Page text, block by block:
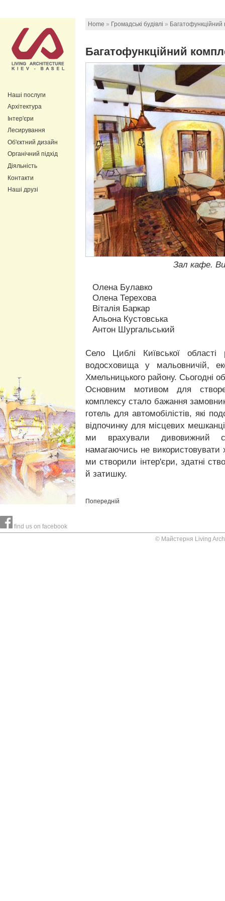
Наші послуги
Архітектура
Інтер'єри
Лесирування
Об'єктний дизайн
Органічний підхід
Діяльність
Контакти
Наші друзі
Home » Громадські будівлі » Багатофункційний
Багатофункційний
Зал кафе.
Олена Булавко
Олена Терехова
Віталія Баркар
Альона Кустовська
Антон Шургальський
Село Циблі Київської області
водосховища у мальовничій,
Хмельницького району. Сьогодні
Основним мотивом для
комплексу стало бажання
готель для автомобілістів, які
відпочинку для місцевих
ми врахували дивовижний
намагаючись не використовувати
ми створили інтер'єри, здатні
й затишку.
Попередній
find us on facebook
© Майстерня Living